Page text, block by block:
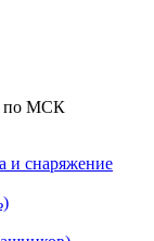
по МСК
и снаряжение